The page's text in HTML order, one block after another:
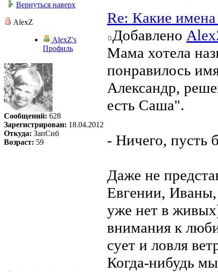
Вернуться наверх
AlexZ
AlexZ's
Профиль
Сообщений: 628
Зарегистрирован: 18.04.2012
Откуда: ЗапСиб
Возраст: 59
Re: Какие
Добавлено
Мама хотела
понравилось
Александр,
есть Саша".
- Ничего, пусть
Даже не
Евгении, Иваны,
уже нет в
внимания к
сует и ловля
Когда-нибудь